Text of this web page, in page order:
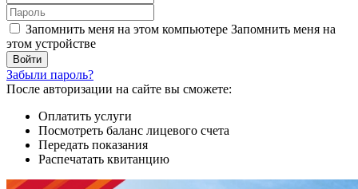
Запомнить меня на этом компьютере Запомнить меня на
этом устройстве
Забыли пароль?
После авторизации на сайте вы сможете:
Оплатить услуги
Посмотреть баланс лицевого счета
Передать показания
Распечатать квитанцию